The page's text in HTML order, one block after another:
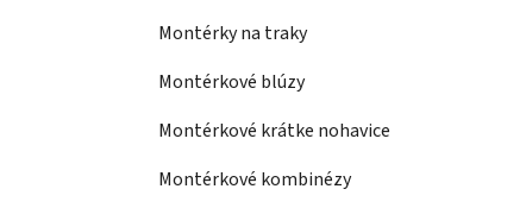
Montérky na traky
Montérkové blúzy
Montérkové krátke nohavice
Montérkové kombinézy